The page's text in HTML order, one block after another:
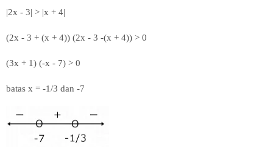
|2x - 3| > |x + 4|
(2x - 3 + (x + 4)) (2x - 3 -(x + 4)) > 0
(3x + 1) (-x - 7) > 0
batas x = -1/3 dan -7